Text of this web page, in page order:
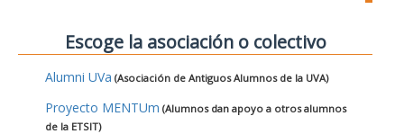
Escoge la asociación o colectivo
Alumni UVa (Asociación de Antiguos Alumnos de la UVA)
Proyecto MENTUm (Alumnos dan apoyo a otros alumnos
de la ETSIT)